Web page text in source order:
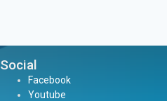
Social
Facebook
Youtube